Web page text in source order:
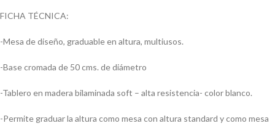
FICHA TÉCNICA:
-Mesa de diseño, graduable en altura, multiusos.
-Base cromada de 50 cms. de diámetro
-Tablero en madera bilaminada soft – alta resistencia- color blanco.
-Permite graduar la altura como mesa con altura standard y como mesa